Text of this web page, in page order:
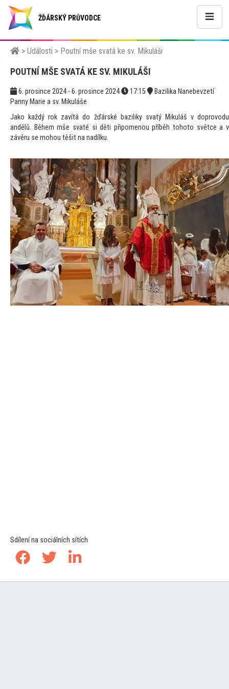
ŽĎÁRSKÝ PRŮVODCE
> Události > Poutní mše svatá ke sv. Mikuláši
POUTNÍ MŠE SVATÁ KE SV. MIKULÁŠI
6. prosince 2024 - 6. prosince 2024 17:15
Bazilika Nanebevzetí
Panny Marie a sv. Mikuláše
Jako každý rok zavítá do žďárské baziliky svatý Mikuláš v doprovodu
andělů. Během mše svaté si děti připomenou příběh tohoto světce a v
závěru se mohou těšit na nadílku.
Sdílení na sociálních sítích